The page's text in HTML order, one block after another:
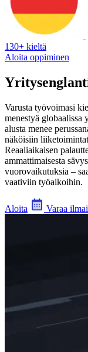
130+ kieltä
Aloita oppiminen
Varusta työvoimasi
menestyä globaalissa
alusta menee
näköisiin
Reaaliaikaisen
ammattimaisesta
vuorovaikutuksia –
vaativiin työaikoihin.
Aloita Varaa